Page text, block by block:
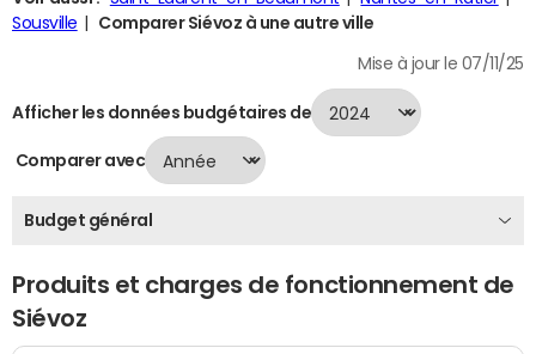
Sousville
Comparer Siévoz à une autre ville
Mise à jour le 07/11/25
Afficher les données budgétaires de
Comparer avec
Budget général
Produits et charges de fonctionnement de
Siévoz